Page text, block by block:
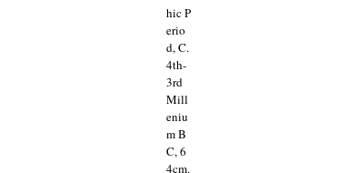
hic P
erio
d, C.
4th-
3rd
Mill
eniu
m B
C, 6
4cm.